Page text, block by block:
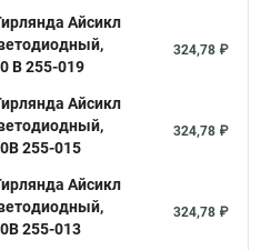
Айсикл
В 255-019
324,78 ₽
Айсикл
255-015
324,78 ₽
Айсикл
255-013
324,78 ₽